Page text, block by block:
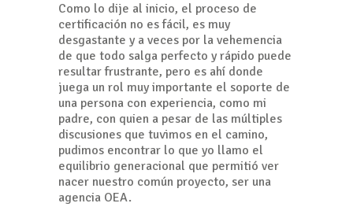
Como lo dije al inicio, el proceso de
certificación no es fácil, es muy
desgastante y a veces por la vehemencia
de que todo salga perfecto y rápido puede
resultar frustrante, pero es ahí donde
juega un rol muy importante el soporte de
una persona con experiencia, como mi
padre, con quien a pesar de las múltiples
discusiones que tuvimos en el camino,
pudimos encontrar lo que yo llamo el
equilibrio generacional que permitió ver
nacer nuestro común proyecto, ser una
agencia OEA.